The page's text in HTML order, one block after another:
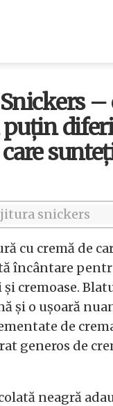
–
care
cu cremă de
încântare
cremoase.
și o ușoară
de
generos de
neagră